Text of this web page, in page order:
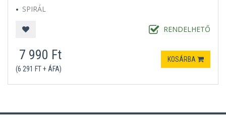
SPIRÁL
RENDELHETŐ
7 990 Ft
(6 291 FT + ÁFA)
KOSÁRBA